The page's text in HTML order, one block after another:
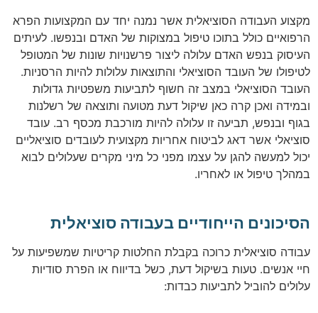
מקצוע העבודה הסוציאלית אשר נמנה יחד עם המקצועות הפרא
הרפואיים כולל בתוכו טיפול במצוקות של האדם ובנפשו. לעיתים
העיסוק בנפש האדם עלולה ליצור פרשנויות שונות של המטופל
לטיפולו של העובד הסוציאלי והתוצאות עלולות להיות הרסניות.
העובד הסוציאלי במצב זה חשוף לתביעות משפטיות גדולות
ובמידה ואכן קרה כאן שיקול דעת מטועה ותוצאה של רשלנות
בגוף ובנפש, תביעה זו עלולה להיות מורכבת מכסף רב. עובד
סוציאלי אשר דאג לביטוח אחריות מקצועית לעובדים סוציאליים
יכול למעשה להגן על עצמו מפני כל מיני מקרים שעלולים לבוא
במהלך טיפול או לאחריו.
הסיכונים הייחודיים בעבודה סוציאלית
עבודה סוציאלית כרוכה בקבלת החלטות קריטיות שמשפיעות על
חיי אנשים. טעות בשיקול דעת, כשל בדיווח או הפרת סודיות
עלולים להוביל לתביעות כבדות: